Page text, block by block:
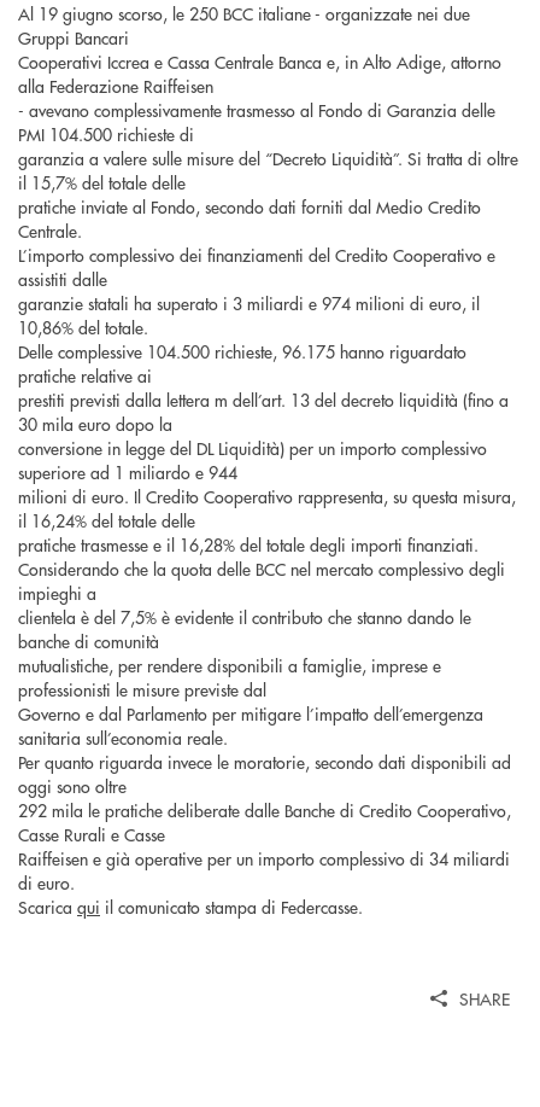
Al 19 giugno scorso, le 250 BCC italiane - organizzate nei due
Gruppi Bancari
Cooperativi Iccrea e Cassa Centrale Banca e, in Alto Adige, attorno
alla Federazione Raiffeisen
- avevano complessivamente trasmesso al Fondo di Garanzia delle
PMI 104.500 richieste di
garanzia a valere sulle misure del “Decreto Liquidità”. Si tratta di oltre
il 15,7% del totale delle
pratiche inviate al Fondo, secondo dati forniti dal Medio Credito
Centrale.
L’importo complessivo dei finanziamenti del Credito Cooperativo e
assistiti dalle
garanzie statali ha superato i 3 miliardi e 974 milioni di euro, il
10,86% del totale.
Delle complessive 104.500 richieste, 96.175 hanno riguardato
pratiche relative ai
prestiti previsti dalla lettera m dell’art. 13 del decreto liquidità (fino a
30 mila euro dopo la
conversione in legge del DL Liquidità) per un importo complessivo
superiore ad 1 miliardo e 944
milioni di euro. Il Credito Cooperativo rappresenta, su questa misura,
il 16,24% del totale delle
pratiche trasmesse e il 16,28% del totale degli importi finanziati.
Considerando che la quota delle BCC nel mercato complessivo degli
impieghi a
clientela è del 7,5% è evidente il contributo che stanno dando le
banche di comunità
mutualistiche, per rendere disponibili a famiglie, imprese e
professionisti le misure previste dal
Governo e dal Parlamento per mitigare l’impatto dell’emergenza
sanitaria sull’economia reale.
Per quanto riguarda invece le moratorie, secondo dati disponibili ad
oggi sono oltre
292 mila le pratiche deliberate dalle Banche di Credito Cooperativo,
Casse Rurali e Casse
Raiffeisen e già operative per un importo complessivo di 34 miliardi
di euro.
Scarica qui il comunicato stampa di Federcasse.
SHARE